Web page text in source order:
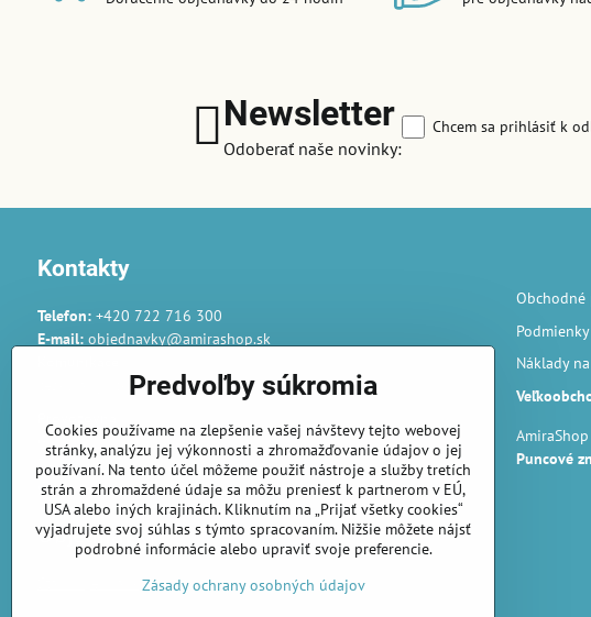
Newsletter
Odoberať naše novinky:
Chcem sa prihlásiť k
Kontakty
Telefon:+420 722 716 300
E-mail:objednavky@amirashop.sk
česky, anglicky, rusky, španělsky, polsky
Gairaca s.r.o.
74253 Kunín 348
Česká republika
Objednávky
Stav objednávky
Náklady
Puncové
Predvoľby súkromia
Cookies používame na zlepšenie vašej návštevy tejto webovej
stránky, analýzu jej výkonnosti a zhromažďovanie údajov o jej
používaní. Na tento účel môžeme použiť nástroje a služby tretích
strán a zhromaždené údaje sa môžu preniesť k partnerom v EÚ,
USA alebo iných krajinách. Kliknutím na „Prijať všetky cookies“
vyjadrujete svoj súhlas s týmto spracovaním. Nižšie môžete nájsť
podrobné informácie alebo upraviť svoje preferencie.
Zásady ochrany osobných údajov